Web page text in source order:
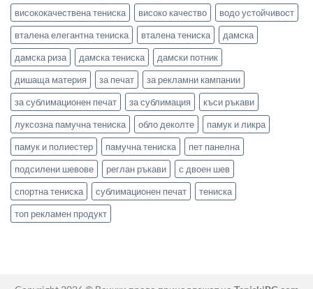
висококачествена тениска
високо качество
водо устойчивост
вталена елегантна тениска
вталена тениска
дамска
дамска риза
дамска тениска
дамски потник
дишаща материя
за печат
за рекламни кампании
за сублимационен печат
за сублимация
къси ръкави
луксозна памучна тениска
обло деколте
памук и ликра
памук и полиестер
памучна тениска
пет панелна
подсилени шевове
реглан ръкави
с двоен шев
спортна тениска
сублимационен печат
тениска
топ рекламен продукт